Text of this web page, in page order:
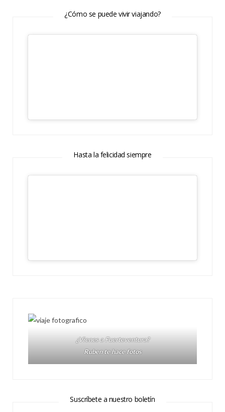
¿Cómo se puede vivir viajando?
Hasta la felicidad siempre
¿Vienes a Fuerteventura?
Ruben te hace fotos
Suscríbete a nuestro boletín